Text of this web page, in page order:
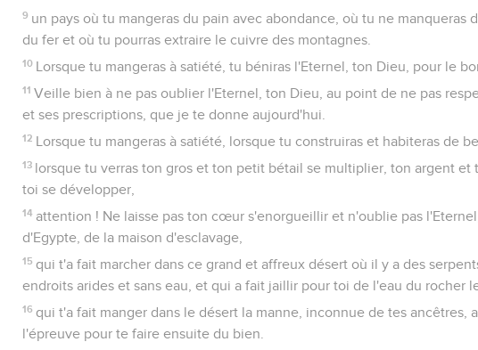
9 un pays où tu mangeras du pain avec abondance, où tu ne manqueras
du fer et où tu pourras extraire le cuivre des montagnes.
10 Lorsque tu mangeras à satiété, tu béniras l'Eternel, ton Dieu, pour le
11 Veille bien à ne pas oublier l'Eternel, ton Dieu, au point de ne pas
et ses prescriptions, que je te donne aujourd'hui.
12 Lorsque tu mangeras à satiété, lorsque tu construiras et habiteras de
13 lorsque tu verras ton gros et ton petit bétail se multiplier, ton argent
toi se développer,
14 attention ! Ne laisse pas ton cœur s'enorgueillir et n'oublie pas
d'Egypte, de la maison d'esclavage,
15 qui t'a fait marcher dans ce grand et affreux désert où il y a des
endroits arides et sans eau, et qui a fait jaillir pour toi de l'eau du rocher
16 qui t'a fait manger dans le désert la manne, inconnue de tes ancêtres,
l'épreuve pour te faire ensuite du bien.